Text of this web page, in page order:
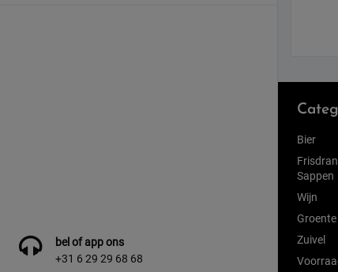
bel of app ons
+31 6 29 29 68 68
Bier
Sappen
Wijn
Zuivel